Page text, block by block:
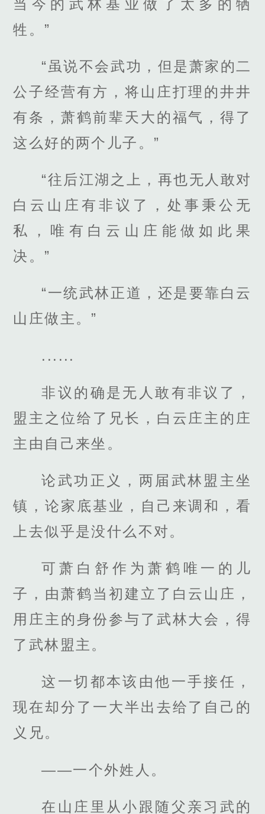
当今的武林基业做了太多的牺
牲。”
“虽说不会武功，但是萧家的二
公子经营有方，将山庄打理的井井
有条，萧鹤前辈天大的福气，得了
这么好的两个儿子。”
“往后江湖之上，再也无人敢对
白云山庄有非议了，处事秉公无
私，唯有白云山庄能做如此果
决。”
“一统武林正道，还是要靠白云
山庄做主。”
......
非议的确是无人敢有非议了，
盟主之位给了兄长，白云庄主的庄
主由自己来坐。
论武功正义，两届武林盟主坐
镇，论家底基业，自己来调和，看
上去似乎是没什么不对。
可萧白舒作为萧鹤唯一的儿
子，由萧鹤当初建立了白云山庄，
用庄主的身份参与了武林大会，得
了武林盟主。
这一切都本该由他一手接任，
现在却分了一大半出去给了自己的
义兄。
——一个外姓人。
在山庄里从小跟随父亲习武的